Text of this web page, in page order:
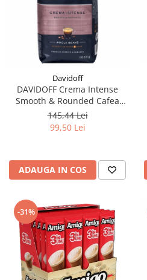
Davidoff
DAVIDOFF Crema Intense
Smooth & Rounded Cafea
Boabe 1Kg
145,44 Lei
99,50 Lei
ADAUGA IN COS
-31%